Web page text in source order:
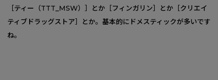
［ティー（TTT_MSW）］とか［フィンガリン］とか［クリエイ
ティブドラッグストア］とか。基本的にドメスティックが多いです
ね。